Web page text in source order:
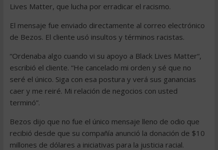
Lives Matter, que lucha por erradicar el racismo.
El mensaje fue enviado directamente al correo electrónico
de Bezos. El cliente usó insultos y términos racistas.
“Ordenaba algo cuando vi su apoyo a Black Lives Matter“,
escribió el cliente. “He cancelado mi orden y sé que no
seré el único. Siga con esa postura y verá sus ganancias
caer y me reiré. Mi relación de negocios con usted
terminó”.
Bezos dijo que no fue el único mensaje lleno de odio que
recibió desde que su compañía anunció la donación de $10
millones de dólares a iniciativas para la justicia racial.